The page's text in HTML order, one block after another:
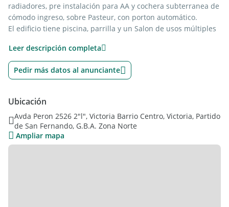
radiadores, pre instalación para AA y cochera subterranea de
cómodo ingreso, sobre Pasteur, con porton automático.
El edificio tiene piscina, parrilla y un Salon de usos múltiples
acondicionado, cocina, agua caliente y baños.
CMCPSI 4295
Leer descripción completa
Pedir más datos al anunciante
Ubicación
Avda Peron 2526 2"l", Victoria Barrio Centro, Victoria, Partido
de San Fernando, G.B.A. Zona Norte
Ampliar mapa